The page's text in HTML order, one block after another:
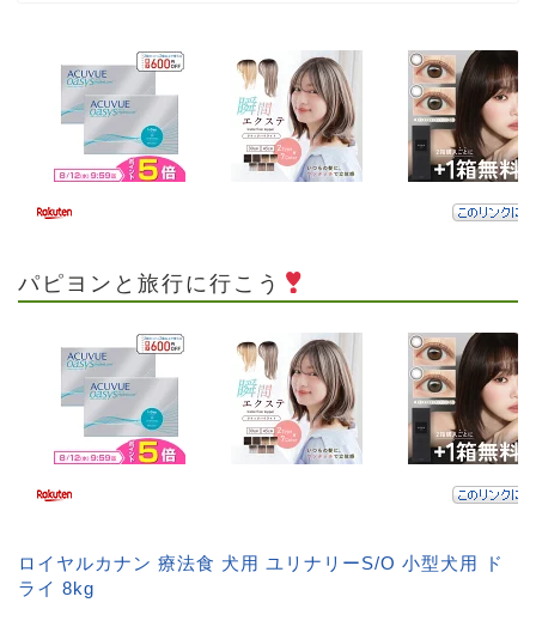
パピヨンと旅行に行こう
ロイヤルカナン 療法食 犬用 ユリナリーS/O 小型犬用 ド
ライ 8kg